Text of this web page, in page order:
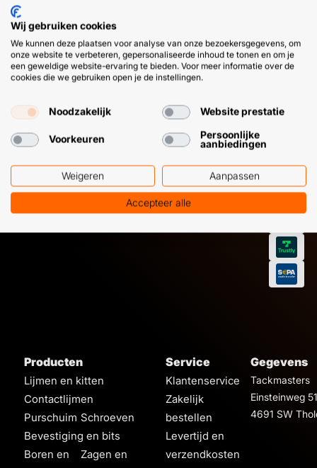
Klantenservice
+31 (0) 85 303
7224
WhatsApp
+31 (0) 6 11
EN SNEL
Producten
Lijmen en kitten
Contactlijmen
Purschuim Schroeven
Bevestiging en bits
Boren en
Zagen en
Service
Klantenservice
Zakelijk
bestellen
Levertijd en
verzendkosten
Gegevens
Tackmasters
Einsteinweg 51
4691 SW
Wij gebruiken cookies
We kunnen deze plaatsen voor analyse van onze bezoekersgegevens, om
onze website te verbeteren, gepersonaliseerde inhoud te tonen en om je
een geweldige website-ervaring te bieden. Voor meer informatie over de
cookies die we gebruiken open je de instellingen.
Noodzakelijk Website prestatie
Voorkeuren
Persoonlijke
aanbiedingen
Weigeren Aanpassen
Accepteer alle